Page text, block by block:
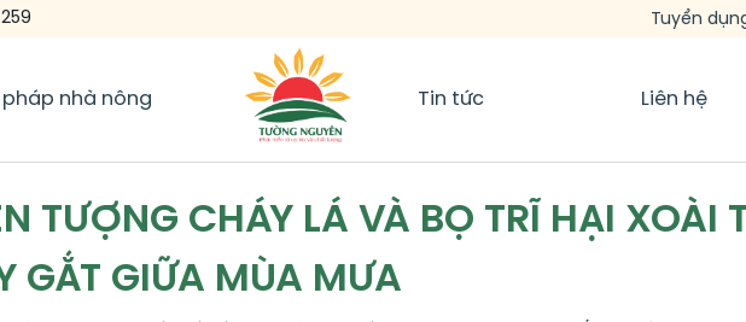
Tuyển
pháp nhà nông Tin tức Liên hệ
TƯỢNG CHÁY LÁ VÀ BỌ TRĨ HẠI XOÀI
GẮT GIỮA MÙA MƯA